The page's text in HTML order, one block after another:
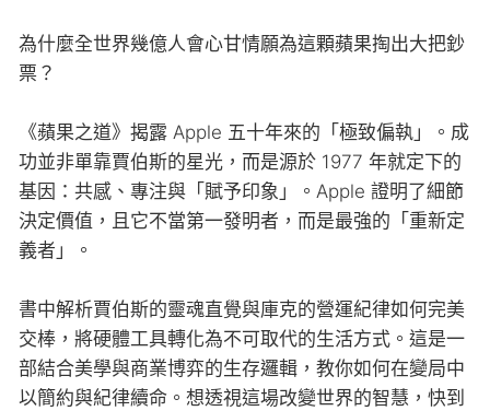
為什麼全世界幾億人會心甘情願為這顆蘋果掏出大把鈔
票？
《蘋果之道》揭露 Apple 五十年來的「極致偏執」。成
功並非單靠賈伯斯的星光，而是源於 1977 年就定下的
基因：共感、專注與「賦予印象」。Apple 證明了細節
決定價值，且它不當第一發明者，而是最強的「重新定
義者」。
書中解析賈伯斯的靈魂直覺與庫克的營運紀律如何完美
交棒，將硬體工具轉化為不可取代的生活方式。這是一
部結合美學與商業博弈的生存邏輯，教你如何在變局中
以簡約與紀律續命。想透視這場改變世界的智慧，快到